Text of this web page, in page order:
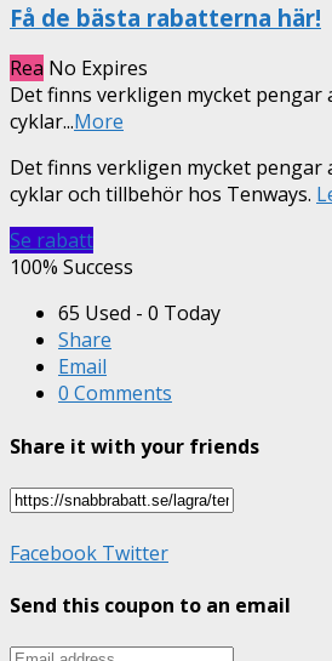
Få de bästa rabatterna här!
Rea No Expires
Det finns verkligen mycket pengar
cyklar...More
Det finns verkligen mycket pengar
cyklar och tillbehör hos Tenways.
Se rabatt
100% Success
65 Used - 0 Today
Share
Email
0 Comments
Share it with your friends
Facebook Twitter
Send this coupon to an email